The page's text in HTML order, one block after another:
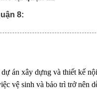
8:
án xây dựng và thiết kế
vệ sinh và bảo trì trở nên